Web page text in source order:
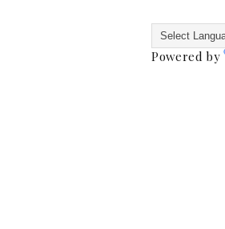
Powered by